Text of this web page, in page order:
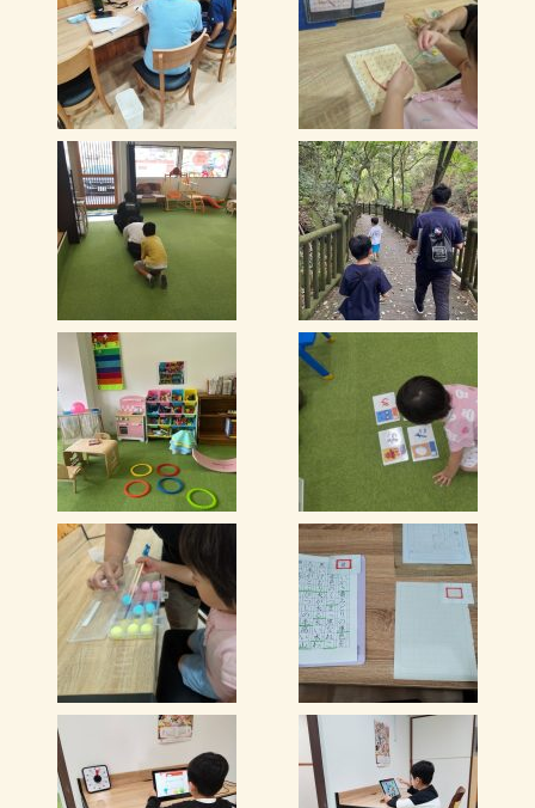
そこで私は、専門的な療育プログラムの提供が可能な
（株）健生と開業支援契約を結び、「児童発達支援・
放課後デイサービス」の開業準備を進めてきました。
発達障害を抱えた子が、それまでできなかったことが
一つでもできるようになることを目指し、スモールス
テップで成長を助けられたらと願っています。
そして発達障害の子を持つお母さまにも笑顔あふれる
家庭を築いていただきたいと思っています。
代表 寒川 真里
略歴
1986年 3月
鹿児島大学教育学部 中学校教員養成課程 数学
科卒業
1986年 4月